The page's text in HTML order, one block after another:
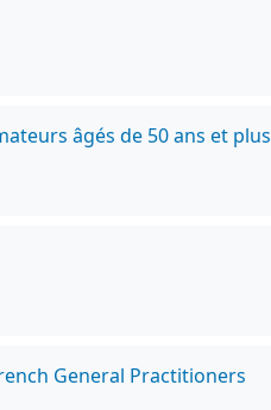
âgés de 50 ans et plus
General Practitioners